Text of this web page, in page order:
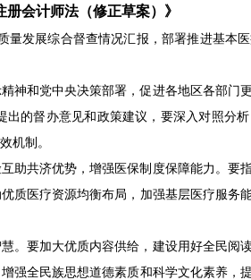
会计师法（修正草案）》
发展综合督查情况汇报，部署推进基本
和党中央决策部署，促进各地区各部门
的督办意见和政策建议，要深入对照分
机制。
共济优势，增强医保制度保障能力。要
医疗资源均衡布局，加强基层医疗服务
要加大优质内容供给，建设用好全民阅
全民族思想道德素质和科学文化素养，